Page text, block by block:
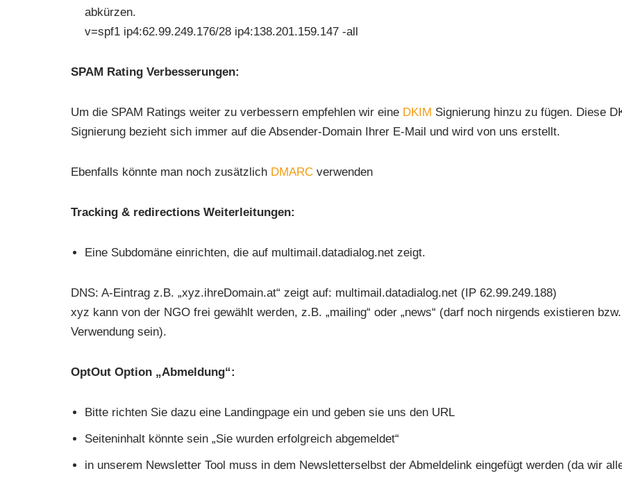
abkürzen.
v=spf1 ip4:62.99.249.176/28 ip4:138.201.159.147 -all
SPAM Rating Verbesserungen:
Um die SPAM Ratings weiter zu verbessern empfehlen wir eine DKIM Signierung hinzu zu fügen. Diese
Signierung bezieht sich immer auf die Absender-Domain Ihrer E-Mail und wird von uns erstellt.
Ebenfalls könnte man noch zusätzlich DMARC verwenden
Tracking & redirections Weiterleitungen:
Eine Subdomäne einrichten, die auf multimail.datadialog.net zeigt.
DNS: A-Eintrag z.B. „xyz.ihreDomain.at“ zeigt auf: multimail.datadialog.net (IP 62.99.249.188)
xyz kann von der NGO frei gewählt werden, z.B. „mailing“ oder „news“ (darf noch nirgends existieren
Verwendung sein).
OptOut Option „Abmeldung“:
Bitte richten Sie dazu eine Landingpage ein und geben sie uns den URL
Seiteninhalt könnte sein „Sie wurden erfolgreich abgemeldet“
in unserem Newsletter Tool muss in dem Newsletterselbst der Abmeldelink eingefügt werden (da wir